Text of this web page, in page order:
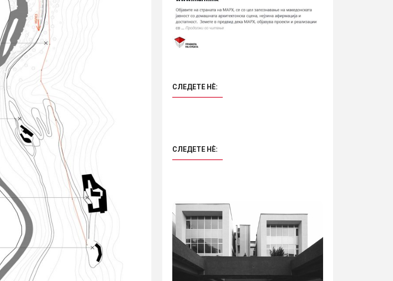
СЛЕДЕТЕ НÈ:
СЛЕДЕТЕ НÈ: